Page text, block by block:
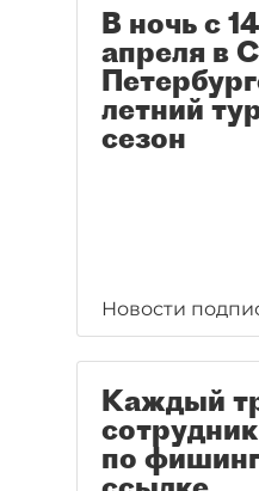
В ночь с
апреля в
летний
сезон
Новости
Каждый
по